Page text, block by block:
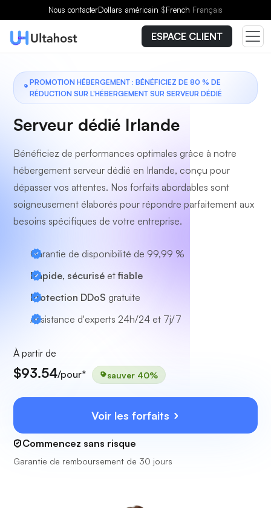
Nous contacterDollars américain $French Français
ESPACE CLIENT
PROMOTION HÉBERGEMENT : BÉNÉFICIEZ DE 80 % DE
RÉDUCTION SUR L'HÉBERGEMENT SUR SERVEUR DÉDIÉ
Serveur dédié Irlande
Bénéficiez de performances optimales grâce à notre
hébergement serveur dédié en Irlande, conçu pour
dépasser vos attentes. Nos forfaits abordables sont
soigneusement élaborés pour répondre parfaitement aux
besoins spécifiques de votre entreprise.
Garantie de disponibilité de 99,99 %
Rapide, sécurisé etfiable
Protection DDoS gratuite
Assistance d'experts 24h/24 et 7j/7
À partir de
$93.54/pour* sauver 40%
Voir les forfaits
Commencez sans risque
Garantie de remboursement de 30 jours